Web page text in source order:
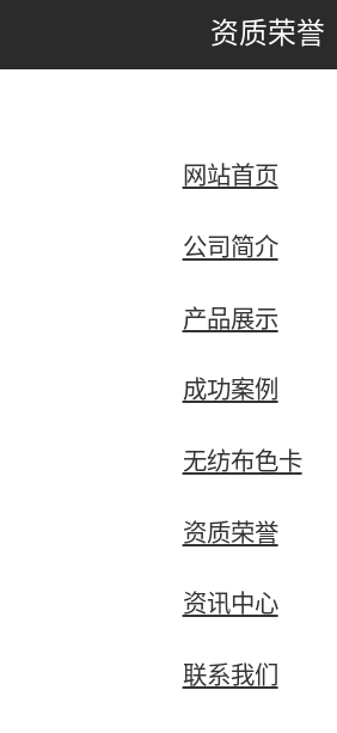
资质荣誉
网站首页
公司简介
产品展示
成功案例
无纺布色卡
资质荣誉
资讯中心
联系我们